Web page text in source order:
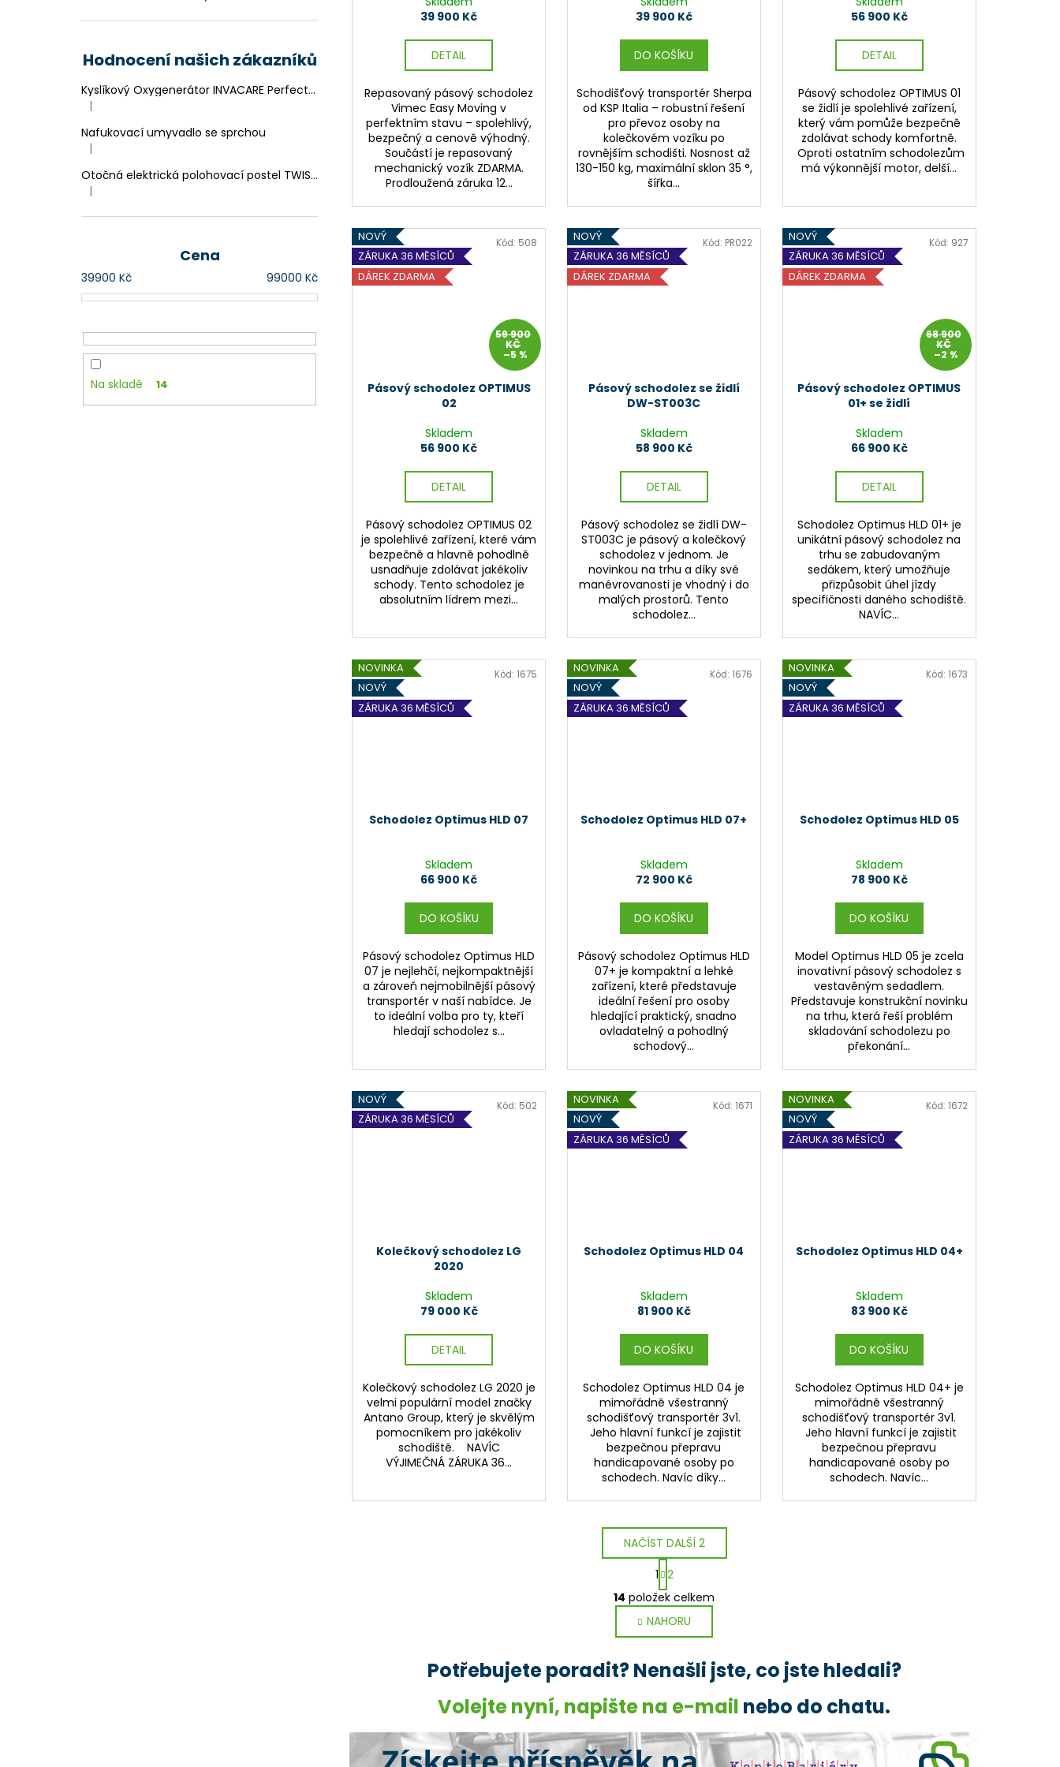
Hodnocení našich zákazníků
Kyslíkový Oxygenerátor INVACARE Perfecto 2
Hodnocení produktu je 4 z 5 hvězdiček.
|
Nafukovací umyvadlo se sprchou
Hodnocení produktu je 4 z 5 hvězdiček.
|
Otočná elektrická polohovací postel TWIST-SWING
Hodnocení produktu je 4 z 5 hvězdiček.
|
Cena
39900 Kč 99000 Kč
Na skladě 14
39 900 Kč
DETAIL
Repasovaný pásový schodolez
Vimec Easy Moving v
perfektním stavu – spolehlivý,
bezpečný a cenově výhodný.
Součástí je repasovaný
mechanický vozík ZDARMA.
Prodloužená záruka 12...
39 900 Kč
DO KOŠÍKU
Schodišťový transportér Sherpa
od KSP Italia – robustní řešení
pro převoz osoby na
kolečkovém vozíku po
rovnějším schodišti. Nosnost až
130-150 kg, maximální sklon 35 °,
šířka...
56 900 Kč
DETAIL
Pásový schodolez OPTIMUS 01
se židlí je spolehlivé zařízení,
který vám pomůže bezpečně
zdolávat schody komfortně.
Oproti ostatním schodolezům
má výkonnější motor, delší...
NOVÝ
ZÁRUKA 36 MĚSÍCŮ
DÁREK ZDARMA
59 900
KČ
–5 %
Pásový schodolez OPTIMUS
02
Skladem
56 900 Kč
DETAIL
Pásový schodolez OPTIMUS 02
je spolehlivé zařízení, které vám
bezpečně a hlavně pohodlně
usnadňuje zdolávat jakékoliv
schody. Tento schodolez je
absolutním lídrem mezi...
Kód: 508
NOVÝ
ZÁRUKA 36 MĚSÍCŮ
DÁREK ZDARMA
Pásový schodolez se židlí
DW-ST003C
Skladem
58 900 Kč
DETAIL
Pásový schodolez se židlí DW-
ST003C je pásový a kolečkový
schodolez v jednom. Je
novinkou na trhu a díky své
manévrovanosti je vhodný i do
malých prostorů. Tento
schodolez...
Kód: PR022
NOVÝ
ZÁRUKA 36 MĚSÍCŮ
DÁREK ZDARMA
68 900
KČ
–2 %
Pásový schodolez OPTIMUS
01+ se židlí
Skladem
66 900 Kč
DETAIL
Schodolez Optimus HLD 01+ je
unikátní pásový schodolez na
trhu se zabudovaným
sedákem, který umožňuje
přizpůsobit úhel jízdy
specifičnosti daného schodiště.
NAVÍC...
Kód: 927
NOVINKA
NOVÝ
ZÁRUKA 36 MĚSÍCŮ
Schodolez Optimus HLD 07
Skladem
66 900 Kč
DO KOŠÍKU
Pásový schodolez Optimus HLD
07 je nejlehčí, nejkompaktnější
a zároveň nejmobilnější pásový
transportér v naší nabídce. Je
to ideální volba pro ty, kteří
hledají schodolez s...
Kód:1675
NOVINKA
NOVÝ
ZÁRUKA 36 MĚSÍCŮ
Schodolez Optimus HLD 07+
Skladem
72 900 Kč
DO KOŠÍKU
Pásový schodolez Optimus HLD
07+ je kompaktní a lehké
zařízení, které představuje
ideální řešení pro osoby
hledající praktický, snadno
ovladatelný a pohodlný
schodový...
Kód: 1676
NOVINKA
NOVÝ
ZÁRUKA 36 MĚSÍCŮ
Schodolez Optimus HLD 05
Skladem
78 900 Kč
DO KOŠÍKU
Model Optimus HLD 05 je zcela
inovativní pásový schodolez s
vestavěným sedadlem.
Představuje konstrukční novinku
na trhu, která řeší problém
skladování schodolezu po
překonání...
Kód: 1673
NOVÝ
ZÁRUKA 36 MĚSÍCŮ
Kolečkový schodolez LG
2020
Skladem
79 000 Kč
DETAIL
Kolečkový schodolez LG 2020 je
velmi populární model značky
Antano Group, který je skvělým
pomocníkem pro jakékoliv
schodiště. NAVÍC
VÝJIMEČNÁ ZÁRUKA 36...
Kód: 502
NOVINKA
NOVÝ
ZÁRUKA 36 MĚSÍCŮ
Schodolez Optimus HLD 04
Skladem
81 900 Kč
DO KOŠÍKU
Schodolez Optimus HLD 04 je
mimořádně všestranný
schodišťový transportér 3v1.
Jeho hlavní funkcí je zajistit
bezpečnou přepravu
handicapované osoby po
schodech. Navíc díky...
Kód: 1671
NOVINKA
NOVÝ
ZÁRUKA 36 MĚSÍCŮ
Schodolez Optimus HLD 04+
Skladem
83 900 Kč
DO KOŠÍKU
Schodolez Optimus HLD 04+ je
mimořádně všestranný
schodišťový transportér 3v1.
Jeho hlavní funkcí je zajistit
bezpečnou přepravu
handicapované osoby po
schodech. Navíc...
Kód: 1672
O
v
l
á
a
í
p
r
NAČÍST DALŠÍ 2
S
t
r
á
n
k
v
n
í
1 2
14 položek celkem
NAHORU
Potřebujete poradit? Nenašli jste, co jste hledali?
Volejte nyní, napište na e-mail nebo do chatu.